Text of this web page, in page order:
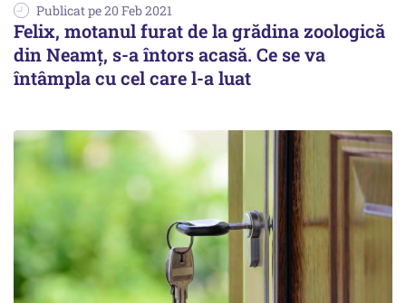
Publicat pe 20 Feb 2021
Felix, motanul furat de la grădina zoologică
din Neamț, s-a întors acasă. Ce se va
întâmpla cu cel care l-a luat